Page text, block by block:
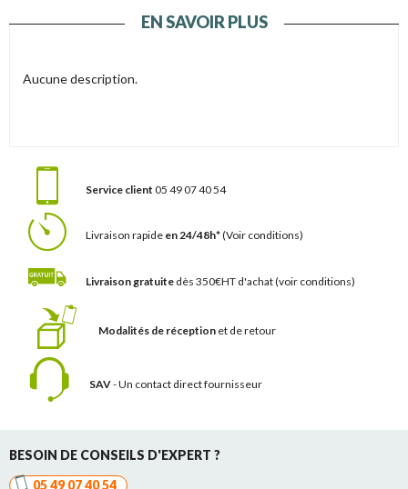
EN SAVOIR PLUS
Aucune description.
Service client 05 49 07 40 54
Livraison rapide en 24/48h*(Voir conditions)
Livraison gratuite dès 350€HT d'achat(voir conditions)
Modalités de réception et de retour
SAV- Un contact direct fournisseur
BESOIN DE CONSEILS D'EXPERT ?
05 49 07 40 54